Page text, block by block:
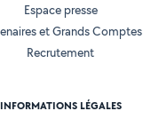
Espace presse
et Grands Comptes
Recrutement
INFORMATIONS LÉGALES